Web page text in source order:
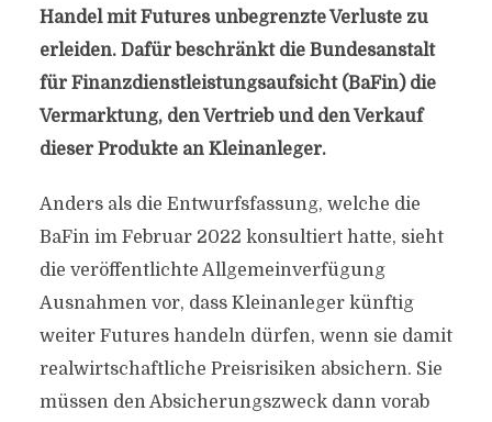
Handel mit Futures unbegrenzte Verluste zu
erleiden. Dafür beschränkt die Bundesanstalt
für Finanzdienstleistungsaufsicht (BaFin) die
Vermarktung, den Vertrieb und den Verkauf
dieser Produkte an Kleinanleger.
Anders als die Entwurfsfassung, welche die
BaFin im Februar 2022 konsultiert hatte, sieht
die veröffentlichte Allgemeinverfügung
Ausnahmen vor, dass Kleinanleger künftig
weiter Futures handeln dürfen, wenn sie damit
realwirtschaftliche Preisrisiken absichern. Sie
müssen den Absicherungszweck dann vorab